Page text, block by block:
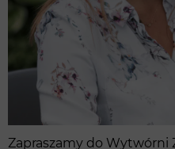
Zapraszamy do Wytwórni